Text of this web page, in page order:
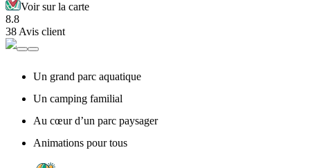
Voir sur la carte
8.8
38 Avis client
Un grand parc aquatique
Un camping familial
Au cœur d’un parc paysager
Animations pour tous